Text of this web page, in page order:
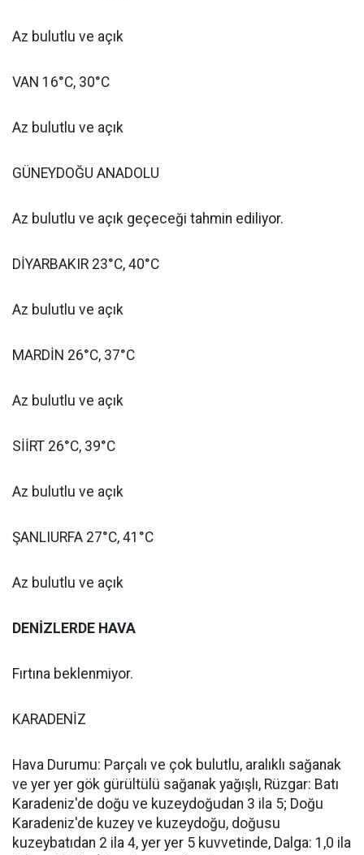
Az bulutlu ve açık
VAN 16°C, 30°C
Az bulutlu ve açık
GÜNEYDOĞU ANADOLU
Az bulutlu ve açık geçeceği tahmin ediliyor.
DİYARBAKIR 23°C, 40°C
Az bulutlu ve açık
MARDİN 26°C, 37°C
Az bulutlu ve açık
SİİRT 26°C, 39°C
Az bulutlu ve açık
ŞANLIURFA 27°C, 41°C
Az bulutlu ve açık
DENİZLERDE HAVA
Fırtına beklenmiyor.
KARADENİZ
Hava Durumu: Parçalı ve çok bulutlu, aralıklı sağanak
ve yer yer gök gürültülü sağanak yağışlı, Rüzgar: Batı
Karadeniz'de doğu ve kuzeydoğudan 3 ila 5; Doğu
Karadeniz'de kuzey ve kuzeydoğu, doğusu
kuzeybatıdan 2 ila 4, yer yer 5 kuvvetinde, Dalga: 1,0 ila